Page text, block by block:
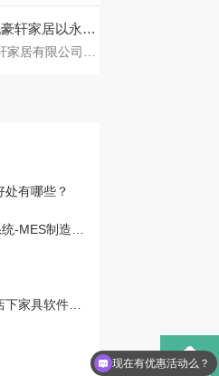
家居以永拓
升级
居有限公司是
具生产企业。
处有哪些？
-MES制造执
下家具软件举
现在有优惠活动么？